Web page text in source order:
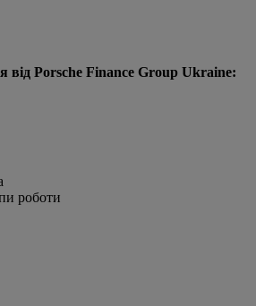
від Porsche Finance Group Ukraine:
роботи